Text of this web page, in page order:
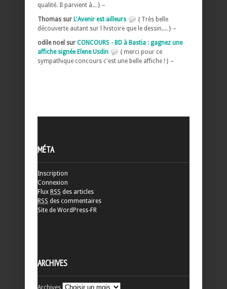
qualité. Il parvient à... } –
Thomas sur L'Avenir est ailleurs
{ Très belle
découverte autant sur l histoire que le dessin.... } –
odile noel sur CONCOURS - BD à Bastia : gagnez une
affiche signée Elene Usdin
{ merci pour ce
sympathique concours c'est une belle affiche ! } –
MÉTA
Inscription
Connexion
Flux RSS des articles
RSS des commentaires
Site de WordPress-FR
ARCHIVES
Archives